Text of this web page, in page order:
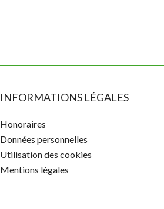
INFORMATIONS LÉGALES
Honoraires
Données personnelles
Utilisation des cookies
Mentions légales